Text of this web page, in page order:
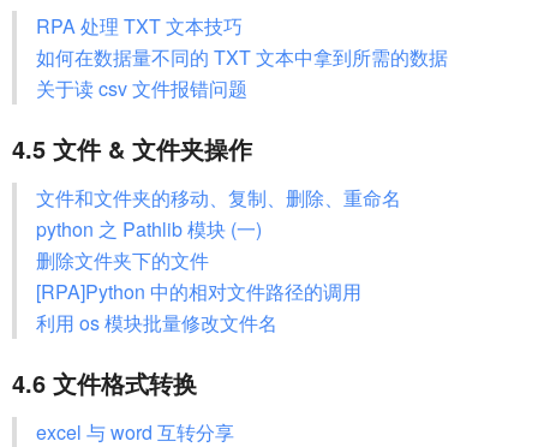
RPA 处理 TXT 文本技巧
如何在数据量不同的 TXT 文本中拿到所需的数据
关于读 csv 文件报错问题
4.5 文件 & 文件夹操作
文件和文件夹的移动、复制、删除、重命名
python 之 Pathlib 模块 (一)
删除文件夹下的文件
[RPA]Python 中的相对文件路径的调用
利用 os 模块批量修改文件名
4.6 文件格式转换
excel 与 word 互转分享